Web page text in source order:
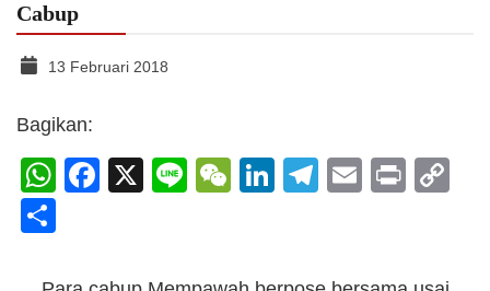
Cabup
13 Februari 2018
Bagikan:
WhatsApp
Facebook
X LineWeChat
LinkedIn
Telegram
Email
Print